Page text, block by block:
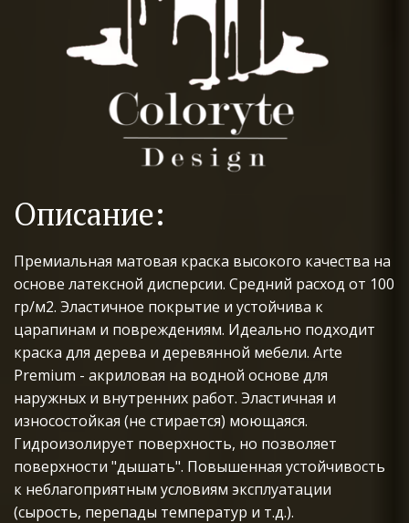
Описание:
Премиальная матовая краска высокого качества на
основе латексной дисперсии. Средний расход от 100
гр/м2. Эластичное покрытие и устойчива к
царапинам и повреждениям. Идеально подходит
краска для дерева и деревянной мебели. Arte
Premium - акриловая на водной основе для
наружных и внутренних работ. Эластичная и
износостойкая (не стирается) моющаяся.
Гидроизолирует поверхность, но позволяет
поверхности "дышать". Повышенная устойчивость
к неблагоприятным условиям эксплуатации
(сырость, перепады температур и т.д.).